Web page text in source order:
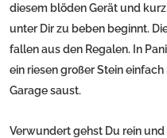
diesem blöden Gerät und
unter Dir zu beben beginnt.
fallen aus den Regalen. In
ein riesen großer Stein
Garage saust.
Verwundert gehst Du rein